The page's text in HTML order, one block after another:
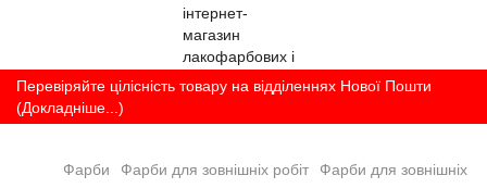
Перевіряйте цілісність товару на відділеннях Нової Пошти
(Докладніше...)
Фарби Фарби для зовнішніх робіт Фарби для зовнішніх